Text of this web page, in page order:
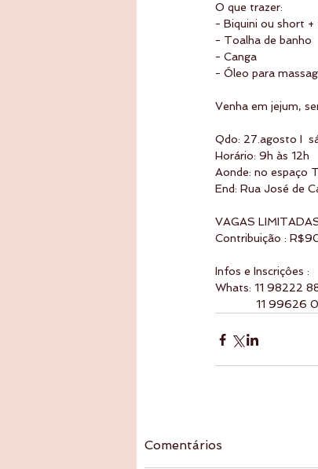
O que trazer:
- Biquini ou short +
- Toalha de banho
- Canga
- Óleo para
Venha em jejum,
Qdo: 27.agosto I
Horário: 9h às 12h
Aonde: no espaço
End: Rua José de
VAGAS
Contribuição :
Infos e Inscriçôes :
Whats: 11 98222
11
Comentários